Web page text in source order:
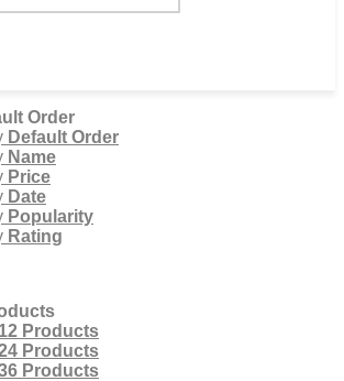
Order
Default Order
Name
Price
Date
Popularity
Rating
12 Products
Products
Products